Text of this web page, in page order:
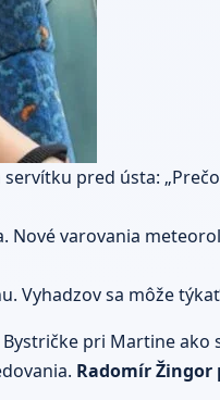
pred ústa:
Nové varovania
Vyhadzov sa môže
pri Martine
Radomír